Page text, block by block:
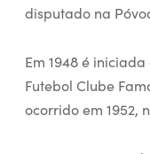
disputado na
Em 1948 é
Futebol Clube
ocorrido em 1952,